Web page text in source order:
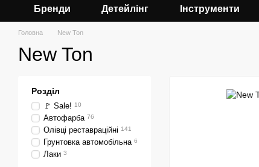
Бренди Детейлінг Інструменти
Головна New Ton
New Ton
Розділ
🚩 Sale! 10
Автофарба 76
Олівці реставраційні 141
Грунтовка автомобільна 6
Лаки 3